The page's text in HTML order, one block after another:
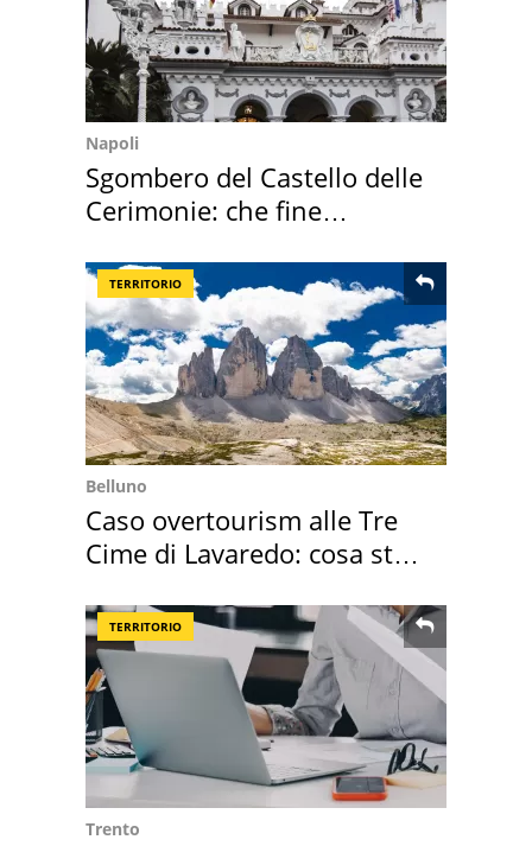
Napoli
Sgombero del Castello delle
Cerimonie: che fine
TERRITORIO
Belluno
Caso overtourism alle Tre
Cime di Lavaredo: cosa sta
TERRITORIO
Trento